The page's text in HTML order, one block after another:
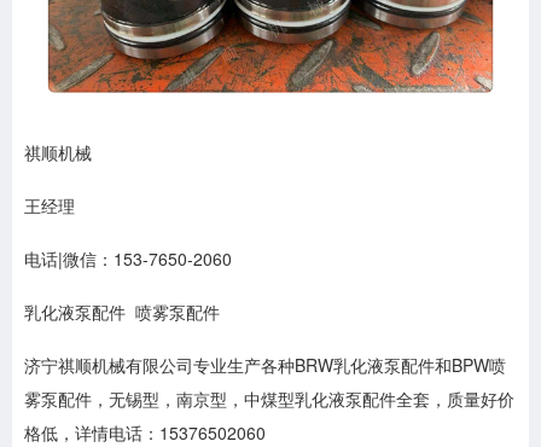
祺顺机械
王经理
电话|微信：153-7650-2060
乳化液泵配件 喷雾泵配件
济宁祺顺机械有限公司专业生产各种BRW乳化液泵配件和BPW喷
雾泵配件，无锡型，南京型，中煤型乳化液泵配件全套，质量好价
格低，详情电话：15376502060